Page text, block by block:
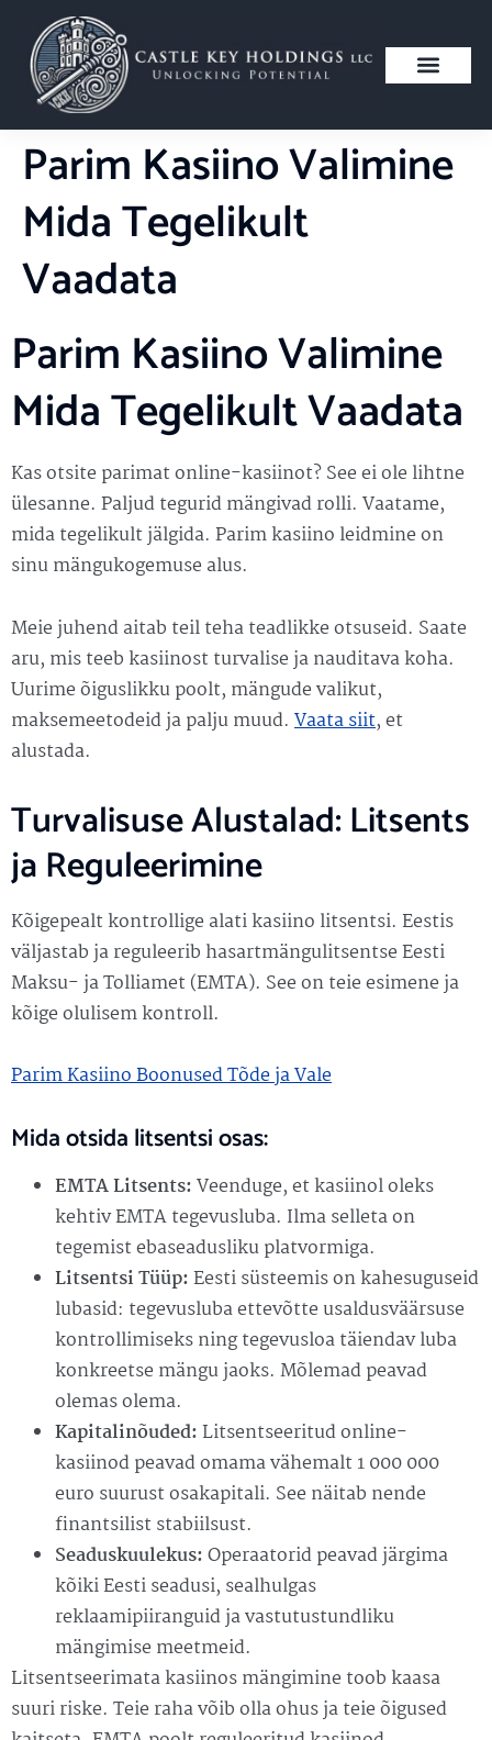
Parim Kasiino Valimine
Mida Tegelikult
Vaadata
Parim Kasiino Valimine
Mida Tegelikult Vaadata
Kas otsite parimat online-kasiinot? See ei ole lihtne
ülesanne. Paljud tegurid mängivad rolli. Vaatame,
mida tegelikult jälgida. Parim kasiino leidmine on
sinu mängukogemuse alus.
Meie juhend aitab teil teha teadlikke otsuseid. Saate
aru, mis teeb kasiinost turvalise ja nauditava koha.
Uurime õiguslikku poolt, mängude valikut,
maksemeetodeid ja palju muud. Vaata siit, et
alustada.
Turvalisuse Alustalad: Litsents
ja Reguleerimine
Kõigepealt kontrollige alati kasiino litsentsi. Eestis
väljastab ja reguleerib hasartmängulitsentse Eesti
Maksu- ja Tolliamet (EMTA). See on teie esimene ja
kõige olulisem kontroll.
Parim Kasiino Boonused Tõde ja Vale
Mida otsida litsentsi osas:
EMTA Litsents:Veenduge, et kasiinol oleks
kehtiv EMTA tegevusluba. Ilma selleta on
tegemist ebaseadusliku platvormiga.
Litsentsi Tüüp:Eesti süsteemis on kahesuguseid
lubasid: tegevusluba ettevõtte usaldusväärsuse
kontrollimiseks ning tegevusloa täiendav luba
konkreetse mängu jaoks. Mõlemad peavad
olemas olema.
Kapitalinõuded:Litsentseeritud online-
kasiinod peavad omama vähemalt 1 000 000
euro suurust osakapitali. See näitab nende
finantsilist stabiilsust.
Seaduskuulekus:Operaatorid peavad järgima
kõiki Eesti seadusi, sealhulgas
reklaamipiiranguid ja vastutustundliku
mängimise meetmeid.
Litsentseerimata kasiinos mängimine toob kaasa
suuri riske. Teie raha võib olla ohus ja teie õigused